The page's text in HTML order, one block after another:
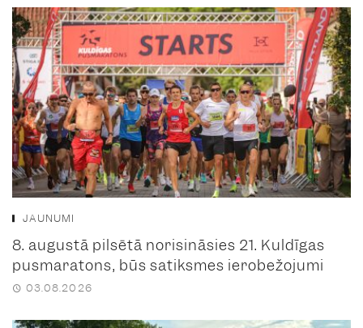
JAUNUMI
8. augustā pilsētā norisināsies 21. Kuldīgas
pusmaratons, būs satiksmes ierobežojumi
03.08.2026